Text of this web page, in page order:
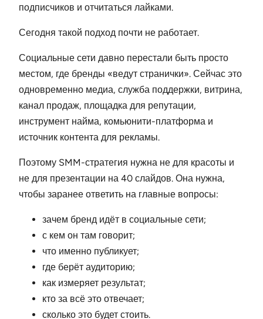
подписчиков и отчитаться лайками.
Сегодня такой подход почти не работает.
Социальные сети давно перестали быть просто
местом, где бренды «ведут странички». Сейчас это
одновременно медиа, служба поддержки, витрина,
канал продаж, площадка для репутации,
инструмент найма, комьюнити-платформа и
источник контента для рекламы.
Поэтому SMM-стратегия нужна не для красоты и
не для презентации на 40 слайдов. Она нужна,
чтобы заранее ответить на главные вопросы:
зачем бренд идёт в социальные сети;
с кем он там говорит;
что именно публикует;
где берёт аудиторию;
как измеряет результат;
кто за всё это отвечает;
сколько это будет стоить.